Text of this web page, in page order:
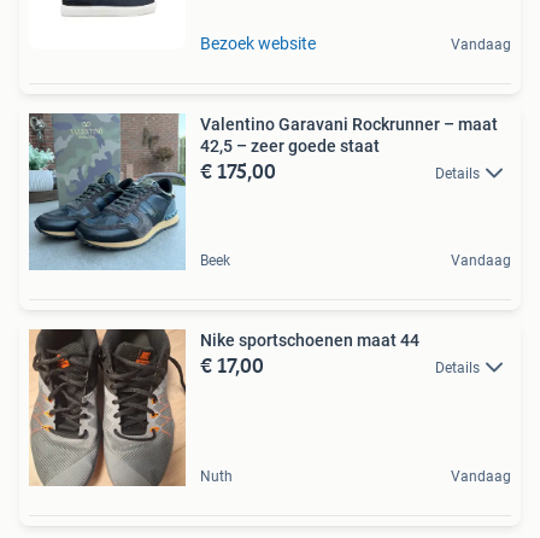
Bezoek website Vandaag
Valentino Garavani Rockrunner – maat
42,5 – zeer goede staat
€ 175,00 Details
Beek Vandaag
Nike sportschoenen maat 44
€ 17,00 Details
Nuth Vandaag